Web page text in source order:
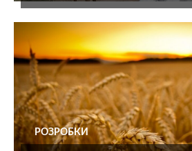
РОЗРОБКИ